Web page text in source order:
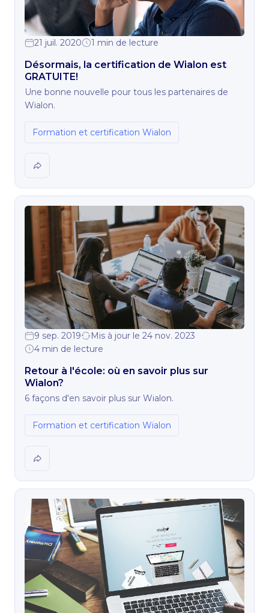
21 juil. 2020 1 min de lecture
Désormais, la certification de Wialon est
GRATUITE!
Une bonne nouvelle pour tous les partenaires de
Wialon.
Formation et certification Wialon
9 sep. 2019
Mis à jour le 24 nov. 2023
4 min de lecture
Retour à l'école: où en savoir plus sur
Wialon?
6 façons d'en savoir plus sur Wialon.
Formation et certification Wialon